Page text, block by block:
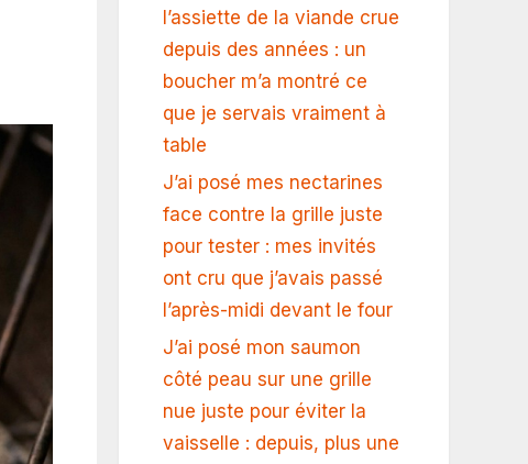
l’assiette de la viande crue
depuis des années : un
boucher m’a montré ce
que je servais vraiment à
table
J’ai posé mes nectarines
face contre la grille juste
pour tester : mes invités
ont cru que j’avais passé
l’après-midi devant le four
J’ai posé mon saumon
côté peau sur une grille
nue juste pour éviter la
vaisselle : depuis, plus une